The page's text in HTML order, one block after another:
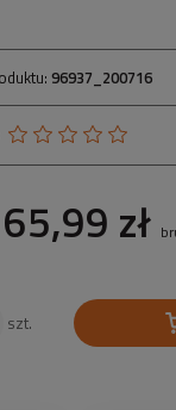
96937_200716
65,99 zł
szt.